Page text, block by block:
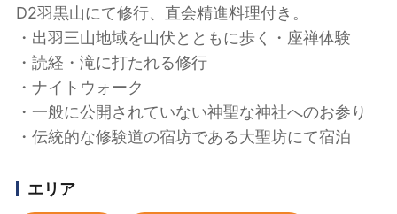
D2羽黒山にて修行、直会精進料理付き。
・出羽三山地域を山伏とともに歩く・座禅体験
・読経・滝に打たれる修行
・ナイトウォーク
・一般に公開されていない神聖な神社へのお参り
・伝統的な修験道の宿坊である大聖坊にて宿泊
エリア